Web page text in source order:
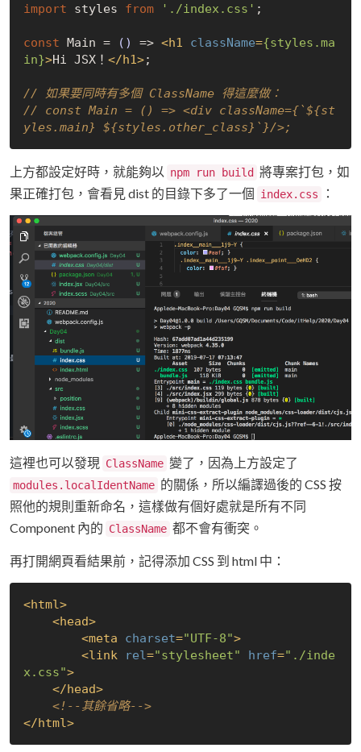
import styles from './index.css' ;
const Main = () => <h1 className={styles.ma
in}>Hi JSX！ </h1>;
// 如果要同時有多個 ClassName 得這麼做：
// const Main = () => <div className={`${st
yles.main} ${styles.other_class}`}/>;
上方都設定好時，就能夠以 npm run build 將專案打包，如
果正確打包，會看見 dist 的目錄下多了一個
index.css ：
這裡也可以發現 ClassName 變了，因為上方設定了
modules.localIdentName 的關係，所以編譯過後的 CSS 按
照他的規則重新命名，這樣做有個好處就是所有不同
Component 內的 ClassName 都不會有衝突。
再打開網頁看結果前，記得添加 CSS 到 html 中：
<html>
<head>
<meta charset="UTF-8">
<link rel="stylesheet" href="./inde
x.css">
</head>
<!--其餘省略-->
</html>